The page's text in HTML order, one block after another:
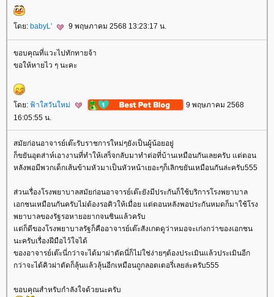
ดย: babyL' 9 พฤษภาคม 2568 13:23:17 น.
ขอบคุณที่แวะไปทักทายจ้า
ขอให้หายไว ๆ นะคะ
ดย: ฟ้าใสวันใหม่
9 พฤษภาคม 2568
16:05:55 น.
สมัยก่อนอาจารย์เต๊ะรับราชการใหม่ๆยังเป็นผู้น้อยอยู่
ก็ขยันอุตส่าห์เอางานที่ทำให้เสร็จกลับมาทำต่อที่บ้านเหมือนกันเลยครับ แต่ตอน
หลังพอมีพวกเด็กเส้นข้ามหัวมาเป็นหัวหน้าเยอะๆก็เลิกขยันเหมือนกันล่ะครับ555
ส่วนเรื่องโรงพยาบาลสมัยก่อนอาจารย์เต๊ะยังมีประกันก็ใช้บริการโรงพยาบาล
เอกชนเหมือนกันครับไม่ต้องรอคิวให้เมื่อย แต่ตอนหลังพอประกันหมดก็มาใช้โรง
พยาบาลของรัฐรอหายอยากจนชินแล้วครับ
ต่ก็ดีของโรงพยาบาลรัฐก็คืออาจารย์เต๊ะสังเกตดูว่าหมอจะเก่งกว่าของเอกชน
นะครับเรื่องฝีมือไว้ใจได้
ของอาจารย์เต๊ะนี่กว่าจะได้มาผ่าตัดนี่ก็ไม่ใช่ง่ายๆต้องประเมินแล้วประเมินอีก
กว่าจะได้คิวผ่าตัดก็ลุ้นแล้วลุ้นอีกเหมือนถูกลอตเตอรี่เลยล่ะครับ555
ขอบคุณสำหรับกำลังใจด้วยนะครับ